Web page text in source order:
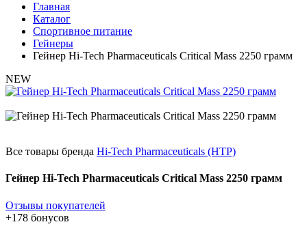
Главная
Каталог
Спортивное питание
Гейнеры
Гейнер Hi-Tech Pharmaceuticals Critical Mass 2250 грамм
NEW
Все товары бренда Hi-Tech Pharmaceuticals (HTP)
Гейнер Hi-Tech Pharmaceuticals Critical Mass 2250 грамм
Отзывы покупателей
+178 бонусов